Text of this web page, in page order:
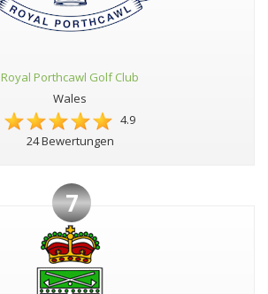
Royal Porthcawl Golf Club
Wales
4.9
24 Bewertungen
7